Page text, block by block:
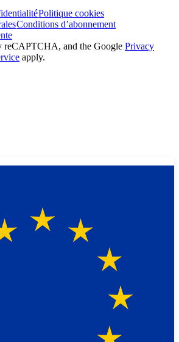
Politique cookies
Conditions d’abonnement
reCAPTCHA, and the Google Privacy
apply.